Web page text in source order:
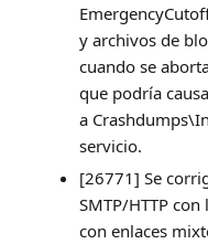
y archivos de
cuando se
que podría
a
servicio.
[26771] Se
SMTP/HTTP
con enlaces